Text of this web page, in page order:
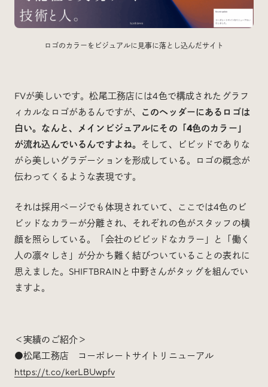
ロゴのカラーをビジュアルに見事に落とし込んだサイト
FVが美しいです。松尾工務店には4色で構成されたグラフ
ィカルなロゴがあるんですが、
このヘッダーにあるロゴは
白い。なんと、メインビジュアルにその「4色のカラー」
が流れ込んでいるんですよね。
そして、ビビッドでありな
がら美しいグラデーションを形成している。ロゴの概念が
伝わってくるような表現です。
それは採用ページでも体現されていて、ここでは4色のビ
ビッドなカラーが分離され、それぞれの色がスタッフの横
顔を照らしている。「会社のビビッドなカラー」と「働く
人の凛々しさ」が分かち難く結びついていることの表れに
思えました。SHIFTBRAINと中野さんがタッグを組んでい
ますよ。
＜実績のご紹介＞
●松尾工務店 コーポレートサイトリニューアル
https://t.co/kerLBUwpfv